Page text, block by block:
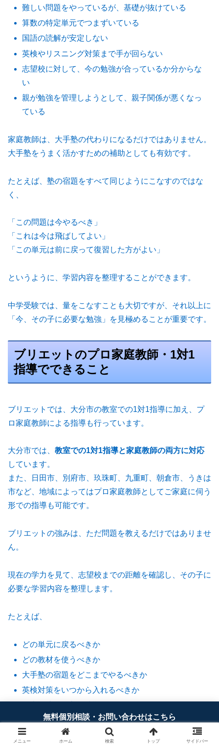
難しい問題をやっているが、基礎が抜けている
算数の特定単元でつまずいている
国語の読解が安定しない
英検やリスニング対策まで手が回らない
志望校に対して、今の勉強が合っているか分からな
い
親が勉強を管理しようとして、親子関係が悪くなっ
ている
家庭教師は、大手塾の代わりになるだけではありません。
大手塾をうまく活かすための補助としても有効です。
たとえば、塾の宿題をすべて同じようにこなすのではな
く、
「この問題は今やるべき」
「これは今は飛ばしてよい」
「この単元は前に戻って復習した方がよい」
というように、学習内容を整理することができます。
中学受験では、量をこなすことも大切ですが、それ以上に
「今、その子に必要な勉強」を見極めることが重要です。
ブリエットのプロ家庭教師・1対1
指導でできること
ブリエットでは、大分市の教室での1対1指導に加え、プ
ロ家庭教師による指導も行っています。
大分市では、 教室での1対1指導と家庭教師の両方に対応
しています。
また、日田市、別府市、玖珠町、九重町、朝倉市、うきは
市など、地域によってはプロ家庭教師としてご家庭に伺う
形での指導も可能です。
ブリエットの強みは、ただ問題を教えるだけではありませ
ん。
現在の学力を見て、志望校までの距離を確認し、その子に
必要な学習内容を整理します。
たとえば、
どの単元に戻るべきか
どの教材を使うべきか
大手塾の宿題をどこまでやるべきか
英検対策をいつから入れるべきか
家庭学習をどう管理するか
無料個別相談・お問い合わせはこちら
メニュー ホーム 検索 トップ サイドバー